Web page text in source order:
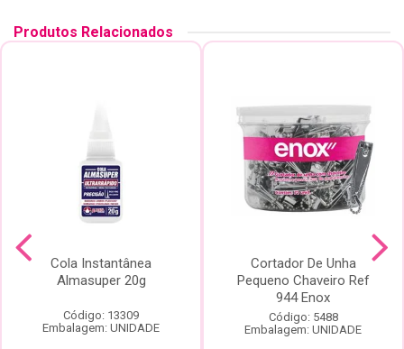
Produtos Relacionados
Cola Instantânea
Almasuper 20g
Código: 13309
Embalagem: UNIDADE
Cortador De Unha
Pequeno Chaveiro Ref
944 Enox
Código: 5488
Embalagem: UNIDADE